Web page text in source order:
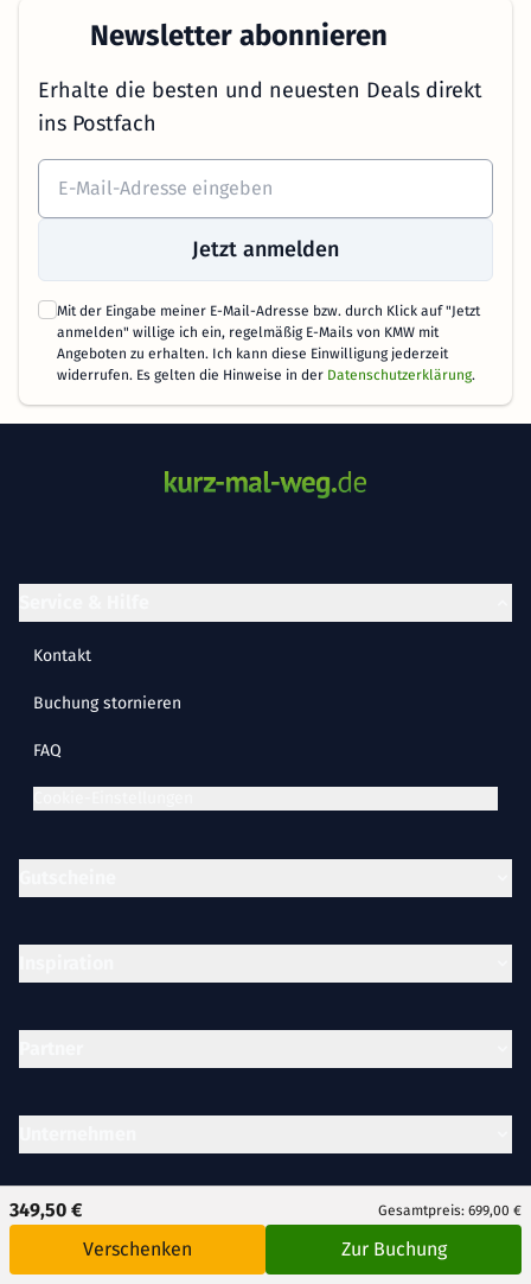
349,50 € Gesamtpreis: 699,00 €
Verschenken Zur Buchung
Newsletter abonnieren
Erhalte die besten und neuesten Deals direkt
ins Postfach
Jetzt anmelden
Mit der Eingabe meiner E-Mail-Adresse bzw. durch Klick auf "Jetzt
anmelden" willige ich ein, regelmäßig E-Mails von KMW mit
Angeboten zu erhalten. Ich kann diese Einwilligung jederzeit
widerrufen. Es gelten die Hinweise in der Datenschutzerklärung.
Kontakt
Buchung stornieren
FAQ
Rechtliches